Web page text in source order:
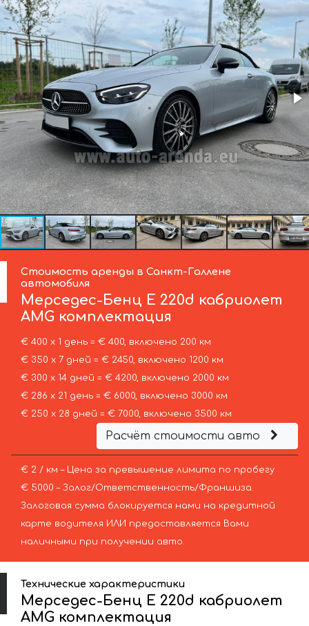
Стоимость аренды в Санкт-Галлене
автомобиля
Мерседес-Бенц E 220d кабриолет
AMG комплектация
€ 400 х 1 день = € 400, включено 200 км
€ 350 х 7 дней = € 2450, включено 1200 км
€ 300 х 14 дней = € 4200, включено 2000 км
€ 286 х 21 день = € 6000, включено 3000 км
€ 250 х 28 дней = € 7000, включено 3500 км
Расчёт стоимости авто
€ 2 / км – Цена за превышение лимита по пробегу
€ 5000 – Залог/Ответственность/Франшиза.
Залоговая сумма блокируется нами на кредитной
карте водителя ИЛИ предоставляется Вами
наличными при получении авто.
Технические характеристики
Мерседес-Бенц E 220d кабриолет
AMG комплектация